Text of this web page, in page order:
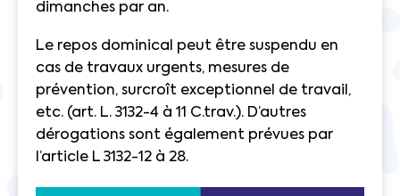
dimanches par an.
Le repos dominical peut être suspendu en
cas de travaux urgents, mesures de
prévention, surcroît exceptionnel de travail,
etc. (art. L. 3132-4 à 11 C.trav.). D’autres
dérogations sont également prévues par
l’article L 3132-12 à 28.